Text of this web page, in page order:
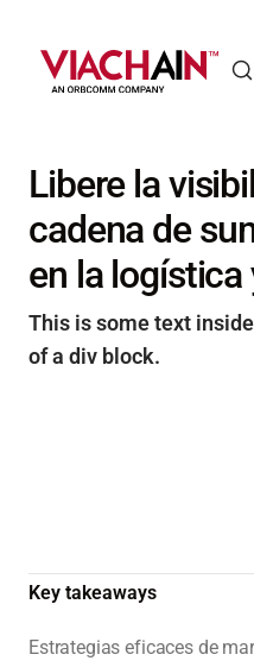
Libere la
cadena de
en la logística
This is some text inside
of a div block.
Key takeaways
Estrategias eficaces de